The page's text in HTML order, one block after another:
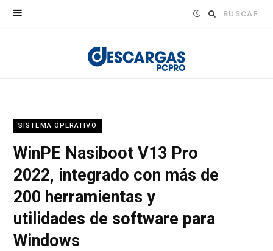
Buscar:
SISTEMA OPERATIVO
WinPE Nasiboot V13 Pro
2022, integrado con más de
200 herramientas y
utilidades de software para
Windows